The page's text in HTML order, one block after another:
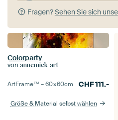
Fragen?Sehen Sie sich
Colorparty
von annemiek art
ArtFrame™ –60×60cm CHF111.-
Größe & Material selbst wählen